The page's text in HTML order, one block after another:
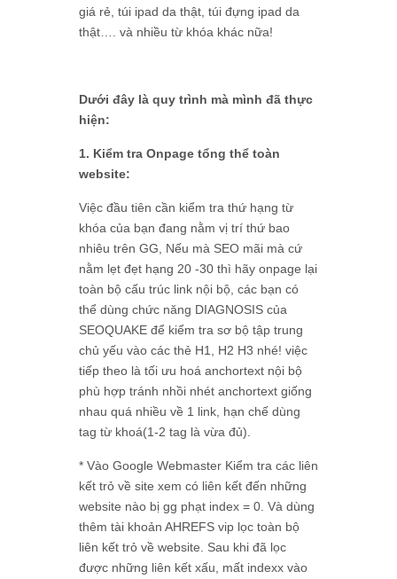
giá rẻ, túi ipad da thật, túi đựng ipad da
thật…. và nhiều từ khóa khác nữa!
Dưới đây là quy trình mà mình đã thực
hiện:
1. Kiểm tra Onpage tổng thể toàn
website:
Việc đầu tiên cần kiểm tra thứ hạng từ
khóa của bạn đang nằm vị trí thứ bao
nhiêu trên GG, Nếu mà SEO mãi mà cứ
nằm lẹt đẹt hạng 20 -30 thì hãy onpage lại
toàn bộ cấu trúc link nội bộ, các bạn có
thể dùng chức năng DIAGNOSIS của
SEOQUAKE để kiểm tra sơ bộ tập trung
chủ yếu vào các thẻ H1, H2 H3 nhé! việc
tiếp theo là tối ưu hoá anchortext nội bộ
phù hợp tránh nhồi nhét anchortext giống
nhau quá nhiều về 1 link, hạn chế dùng
tag từ khoá(1-2 tag là vừa đủ).
* Vào Google Webmaster Kiểm tra các liên
kết trỏ về site xem có liên kết đến những
website nào bị gg phạt index = 0. Và dùng
thêm tài khoản AHREFS vip lọc toàn bộ
liên kết trỏ về website. Sau khi đã lọc
được những liên kết xấu, mất indexx vào